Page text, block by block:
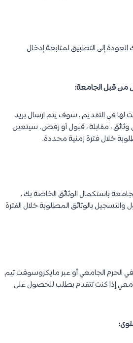
إلى التطبيق لمتابعة إدخال
في التقديم ، سوف يتم ارسال بريد
وثائق ، مقابلة ، قبول أو رفض. سيتعين
خلال فترة زمنية محددة.
باستكمال الوثائق الخاصة بك ،
والتسجيل بالوثائق المطلوبة خلال الفترة
الحرم الجامعي أو عبر مايكروسوفت تيم
إذا كنت تتقدم بطلب للحصول على